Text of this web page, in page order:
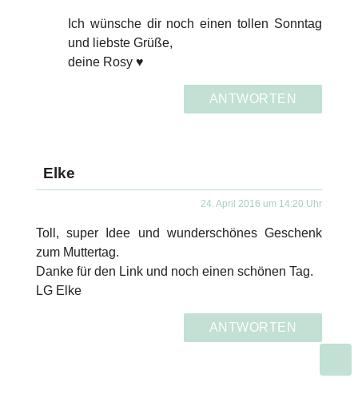
Ich wünsche dir noch einen tollen Sonntag
und liebste Grüße,
deine Rosy ♥
ANTWORTEN
Elke
24. April 2016 um 14:20 Uhr
Toll, super Idee und wunderschönes Geschenk
zum Muttertag.
Danke für den Link und noch einen schönen Tag.
LG Elke
ANTWORTEN